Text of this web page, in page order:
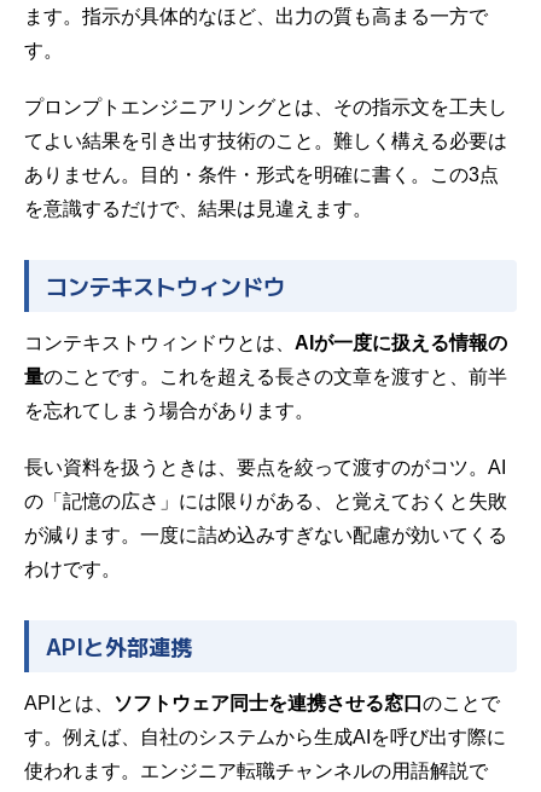
ます。指示が具体的なほど、出力の質も高まる一方で
す。
プロンプトエンジニアリングとは、その指示文を工夫し
てよい結果を引き出す技術のこと。難しく構える必要は
ありません。目的・条件・形式を明確に書く。この3点
を意識するだけで、結果は見違えます。
コンテキストウィンドウ
コンテキストウィンドウとは、 AIが一度に扱える情報の
量のことです。これを超える長さの文章を渡すと、前半
を忘れてしまう場合があります。
長い資料を扱うときは、要点を絞って渡すのがコツ。AI
の「記憶の広さ」には限りがある、と覚えておくと失敗
が減ります。一度に詰め込みすぎない配慮が効いてくる
わけです。
APIと外部連携
APIとは、 ソフトウェア同士を連携させる窓口 のことで
す。例えば、自社のシステムから生成AIを呼び出す際に
使われます。エンジニア転職チャンネルの用語解説で